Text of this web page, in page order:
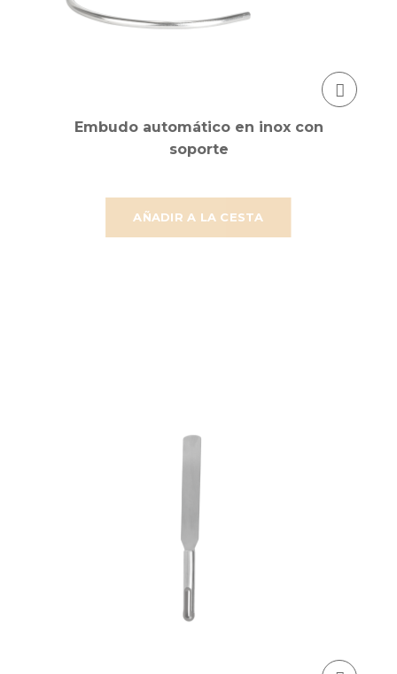
AÑADIR A LA CESTA
Embudo automático en inox con
soporte